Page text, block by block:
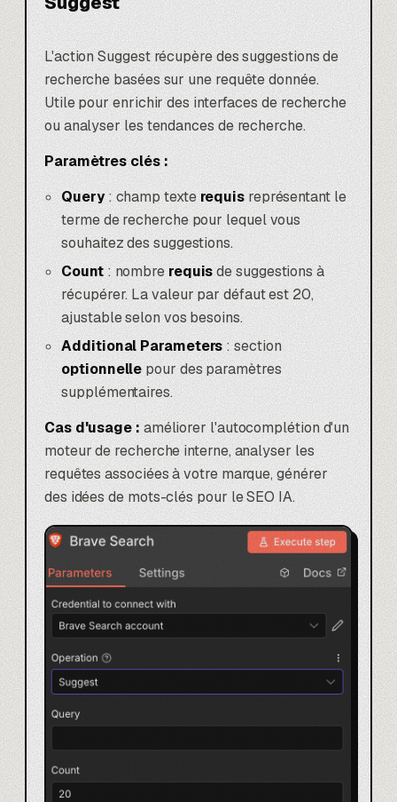
L'action Suggest récupère des suggestions de
recherche basées sur une requête donnée.
Utile pour enrichir des interfaces de recherche
ou analyser les tendances de recherche.
Paramètres clés :
Query: champ texterequisreprésentant le
terme de recherche pour lequel vous
souhaitez des suggestions.
Count: nombre requisde suggestions à
récupérer. La valeur par défaut est 20,
ajustable selon vos besoins.
Additional Parameters: section
optionnellepour des paramètres
supplémentaires.
Cas d'usage :améliorer l'autocomplétion d'un
moteur de recherche interne, analyser les
requêtes associées à votre marque, générer
des idées de mots-clés pour leSEO IA.